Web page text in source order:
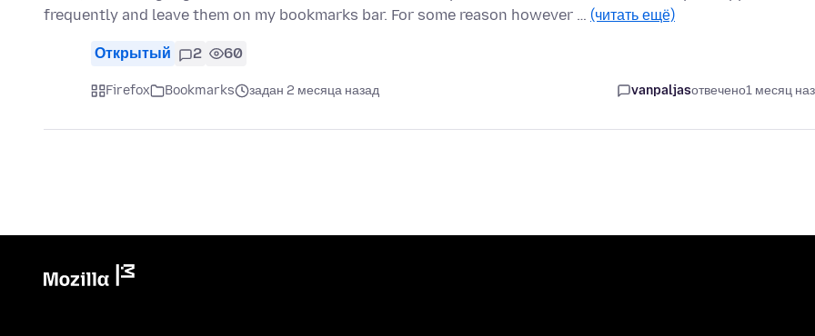
frequently and leave them on my bookmarks bar. For some reason however … (читать ещё)
Открытый 2 60
Firefox Bookmarks задан 2 месяца назад vanpaljasотвечено1 месяц